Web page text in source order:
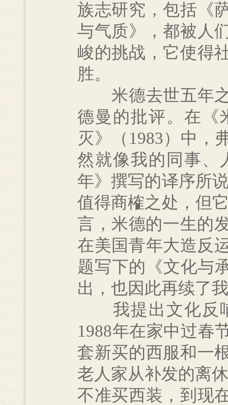
族志研究，包括《
与气质》，都被人
峻的挑战，它使得
胜。
米德去世五年之
德曼的批评。在《
灭》（1983）中，
然就像我的同事、
年》撰写的译序所
值得商榷之处，但
言，米德的一生的
在美国青年大造反
题写下的《文化与
出，也因此再续了
我提出文化反哺
1988年在家中过春
套新买的西服和一
老人家从补发的离
不准买西装，到现